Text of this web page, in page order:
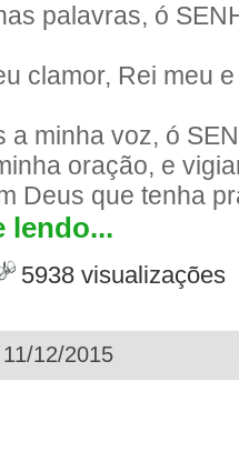
palavras, ó
clamor, Rei meu
a minha voz, ó
oração, e
Deus que tenha
lendo...
5938 visualizações
12/2015